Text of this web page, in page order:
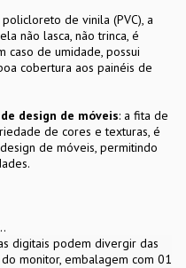
de vinila (PVC), a
não lasca, não trinca, é
caso de umidade, possui
cobertura aos painéis de
design de móveis: a fita de
de cores e texturas, é
de móveis, permitindo
digitais podem divergir das
monitor, embalagem com 01